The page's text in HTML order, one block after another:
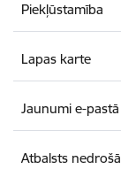
Piekļūstamība
Lapas karte
Jaunumi e-pastā
Atbalsts